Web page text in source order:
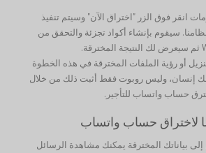
انقر فوق الزر "اختراق الآن" وسيتم تنفيذ
سيقوم بإنشاء أكواد تجزئة والتحقق من
أو رؤية الملفات المخترقة في هذه الخطوة
أنك إنسان، وليس روبوت فقط أثبت ذلك من خلال
حساب واتساب للتأجير.
لاختراق حساب واتساب
بياناتك المخترقة يمكنك مشاهدة الرسائل